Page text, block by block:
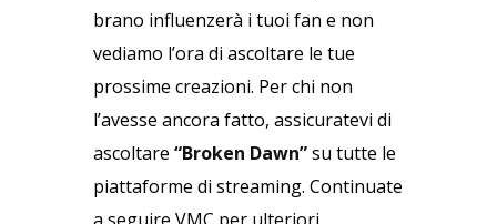
brano influenzerà i tuoi fan e non
vediamo l’ora di ascoltare le tue
prossime creazioni. Per chi non
l’avesse ancora fatto, assicuratevi di
ascoltare “Broken Dawn”su tutte le
piattaforme di streaming. Continuate